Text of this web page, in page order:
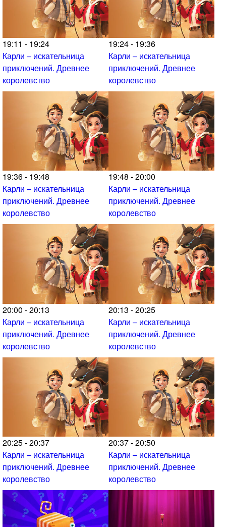
19:11 - 19:24
Карли – искательница
приключений. Древнее
королевство
19:24 - 19:36
Карли – искательница
приключений. Древнее
королевство
19:36 - 19:48
Карли – искательница
приключений. Древнее
королевство
19:48 - 20:00
Карли – искательница
приключений. Древнее
королевство
20:00 - 20:13
Карли – искательница
приключений. Древнее
королевство
20:13 - 20:25
Карли – искательница
приключений. Древнее
королевство
20:25 - 20:37
Карли – искательница
приключений. Древнее
королевство
20:37 - 20:50
Карли – искательница
приключений. Древнее
королевство